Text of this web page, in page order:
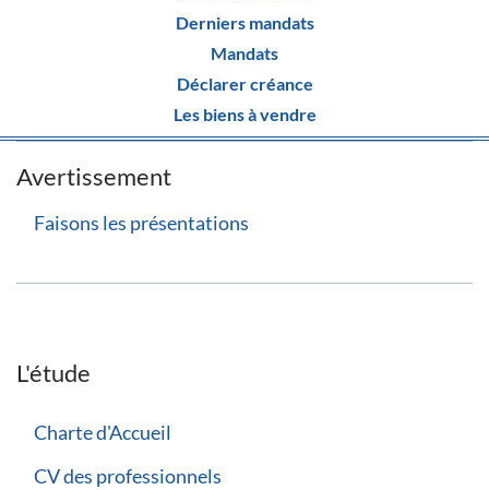
Derniers mandats
Mandats
Déclarer créance
Les biens à vendre
Avertissement
Faisons les présentations
L'étude
Charte d'Accueil
CV des professionnels